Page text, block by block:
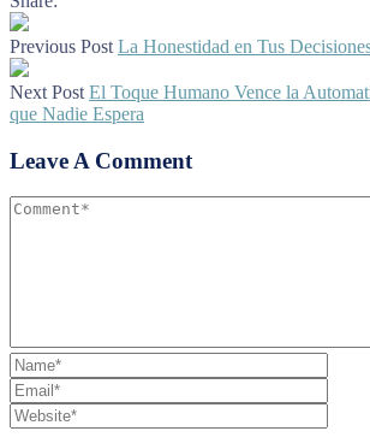
Previous Post La Honestidad en Tus
Next Post El Toque Humano Vence la
que Nadie Espera
Leave A Comment